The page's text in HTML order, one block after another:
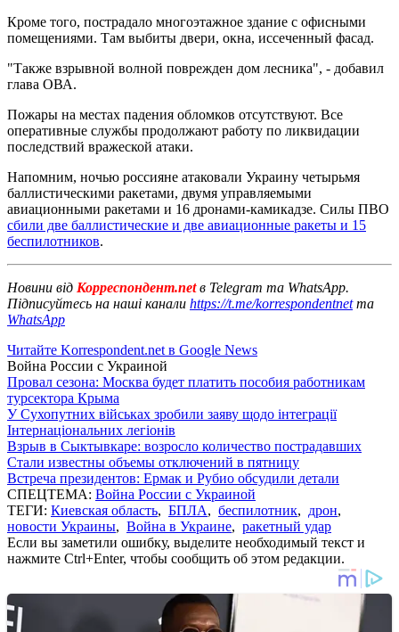
Кроме того, пострадало многоэтажное здание с офисными
помещениями. Там выбиты двери, окна, иссеченный фасад.
"Также взрывной волной поврежден дом лесника", - добавил
глава ОВА.
Пожары на местах падения обломков отсутствуют. Все
оперативные службы продолжают работу по ликвидации
последствий вражеской атаки.
Напомним, ночью россияне атаковали Украину четырьмя
баллистическими ракетами, двумя управляемыми
авиационными ракетами и 16 дронами-камикадзе. Силы ПВО
сбили две баллистические и две авиационные ракеты и 15
беспилотников.
Новини від Корреспондент.netв Telegram та WhatsApp.
Підписуйтесь на наші канали https://t.me/korrespondentnetта
WhatsApp
Читайте Korrespondent.net в Google News
Война России с Украиной
Провал сезона: Москва будет платить пособия работникам
турсектора Крыма
У Сухопутних військах зробили заяву щодо інтеграції
Інтернаціональних легіонів
Взрыв в Сыктывкаре: возросло количество пострадавших
Стали известны объемы отключений в пятницу
Встреча президентов: Ермак и Рубио обсудили детали
СПЕЦТЕМА: Война России с Украиной
ТЕГИ: Киевская область, БПЛА, беспилотник, дрон,
новости Украины, Война в Украине, ракетный удар
Если вы заметили ошибку, выделите необходимый текст и
нажмите Ctrl+Enter, чтобы сообщить об этом редакции.